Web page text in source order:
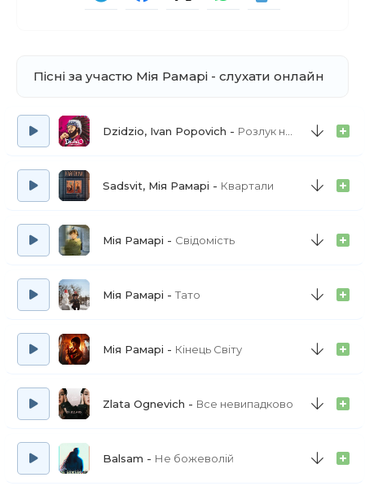
Пісні за участю Мія Рамарі - слухати онлайн
Dzidzio, Ivan Popovich Розлук не буде
Sadsvit, Мія Рамарі Квартали
Мія Рамарі Свідомість
Мія Рамарі Тато
Мія Рамарі Кінець Світу
Zlata Ognevich Все невипадково
Balsam Не божеволій